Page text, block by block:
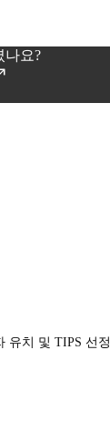
나요?
유치 및 TIPS 선정